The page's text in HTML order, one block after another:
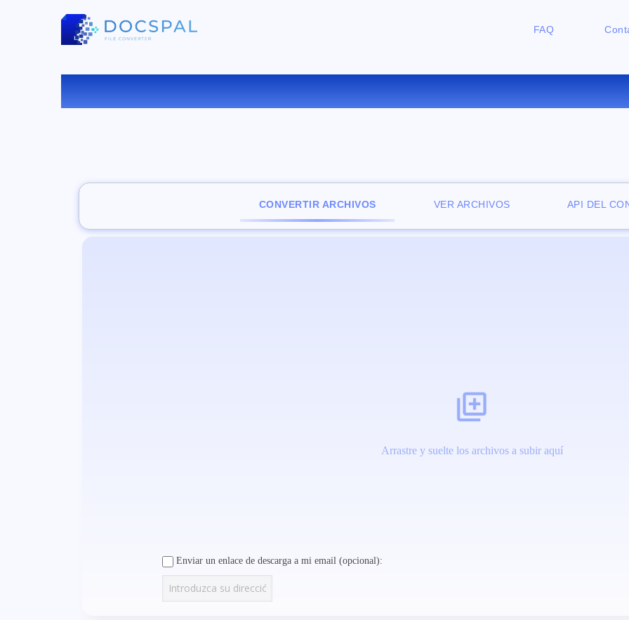
FAQ
CONVERTIR OGV A M4V
CONVERTIR ARCHIVOS VER ARCHIVOS API DEL
Arrastre y suelte los archivos a subir aquí
Enviar un enlace de descarga a mi email (opcional):